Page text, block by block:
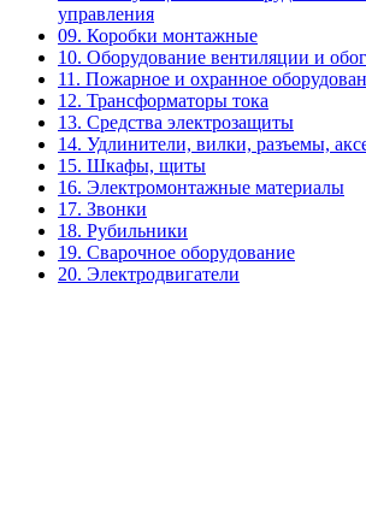
управления
09. Коробки монтажные
10. Оборудование вентиляции и
11. Пожарное и охранное
12. Трансформаторы тока
13. Средства электрозащиты
14. Удлинители, вилки, разъемы,
15. Шкафы, щиты
16. Электромонтажные материалы
17. Звонки
18. Рубильники
19. Сварочное оборудование
20. Электродвигатели